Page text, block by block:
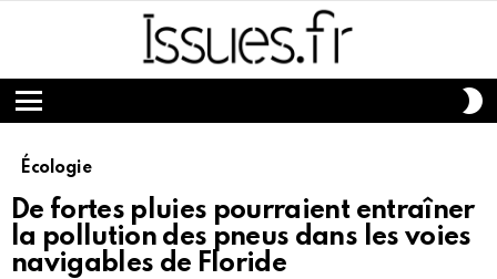
Menu
Écologie
De fortes pluies pourraient entraîner
la pollution des pneus dans les voies
navigables de Floride